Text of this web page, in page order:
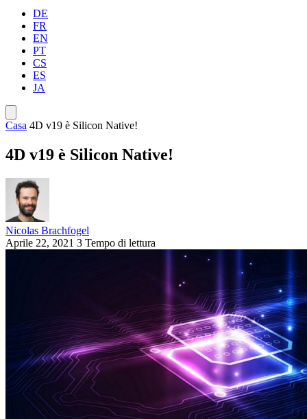
DE
FR
EN
PT
CS
ES
JA
Casa 4D v19 è Silicon Native!
4D v19 è Silicon Native!
Nicolas Brachfogel
Aprile 22, 2021 3 Tempo di lettura